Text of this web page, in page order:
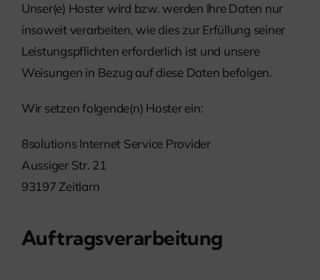
Unser(e) Hoster wird bzw. werden Ihre Daten nur
insoweit verarbeiten, wie dies zur Erfüllung seiner
Leistungspflichten erforderlich ist und unsere
Weisungen in Bezug auf diese Daten befolgen.
Wir setzen folgende(n) Hoster ein:
8solutions Internet Service Provider
Aussiger Str. 21
93197 Zeitlarn
Auftragsverarbeitung